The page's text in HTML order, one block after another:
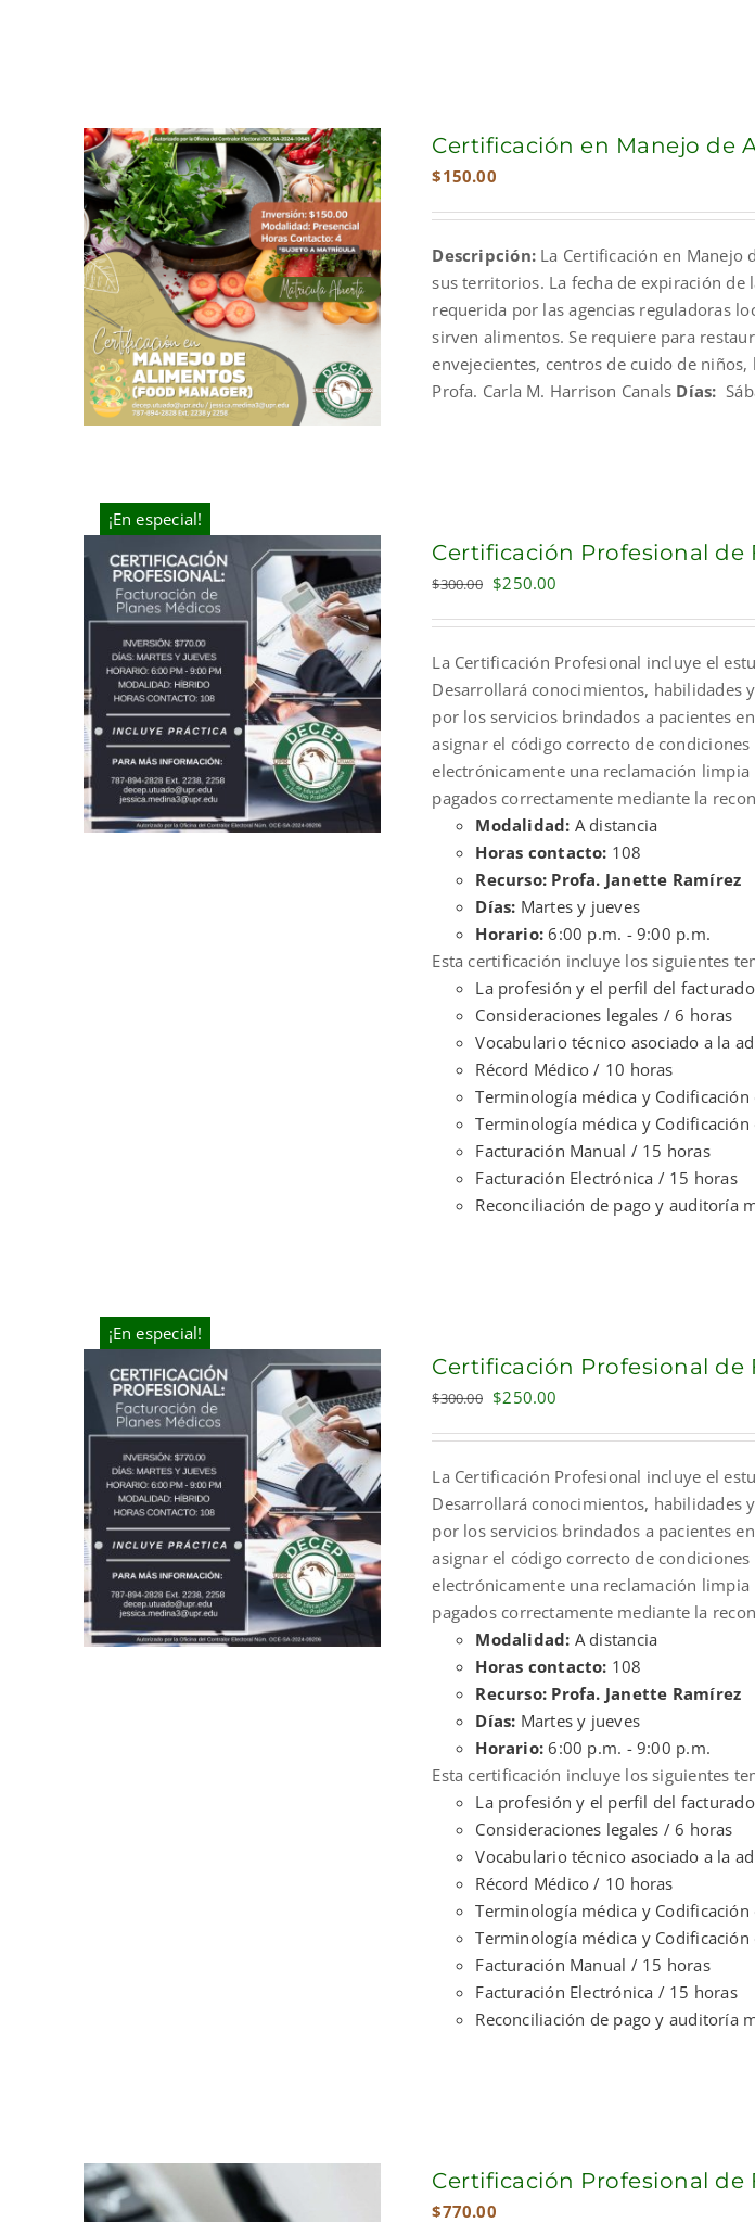
Certificación en Manejo de
$150.00
Descripción: La Certificación en Manejo
sus territorios. La fecha de expiración
requerida por las agencias reguladoras
sirven alimentos. Se requiere para
envejecientes, centros de cuido de
Profa. Carla M. Harrison Canals Días:
¡En especial!
Certificación Profesional de
$300.00 Original
$300.00.
$250.00
$250.00.
La Certificación Profesional incluye el
Desarrollará conocimientos, habilidades
por los servicios brindados a pacientes
asignar el código correcto de
electrónicamente una reclamación
pagados correctamente mediante la
Modalidad: A distancia
Horas contacto: 108
Recurso: Profa. Janette Ramírez
Días: Martes y jueves
Horario:6:00 p.m. - 9:00 p.m.
Esta certificación incluye los siguientes
La profesión y el perfil del
Consideraciones legales / 6 horas
Vocabulario técnico asociado a la
Récord Médico / 10 horas
Terminología médica y
Terminología médica y
Facturación Manual / 15 horas
Facturación Electrónica / 15 horas
Reconciliación de pago y auditoría
¡En especial!
Certificación Profesional de
$300.00 Original
$300.00.
$250.00
$250.00.
La Certificación Profesional incluye el
Desarrollará conocimientos, habilidades
por los servicios brindados a pacientes
asignar el código correcto de
electrónicamente una reclamación
pagados correctamente mediante la
Modalidad: A distancia
Horas contacto: 108
Recurso: Profa. Janette Ramírez
Días: Martes y jueves
Horario:6:00 p.m. - 9:00 p.m.
Esta certificación incluye los siguientes
La profesión y el perfil del
Consideraciones legales / 6 horas
Vocabulario técnico asociado a la
Récord Médico / 10 horas
Terminología médica y
Terminología médica y
Facturación Manual / 15 horas
Facturación Electrónica / 15 horas
Reconciliación de pago y auditoría
Certificación Profesional de
$770.00